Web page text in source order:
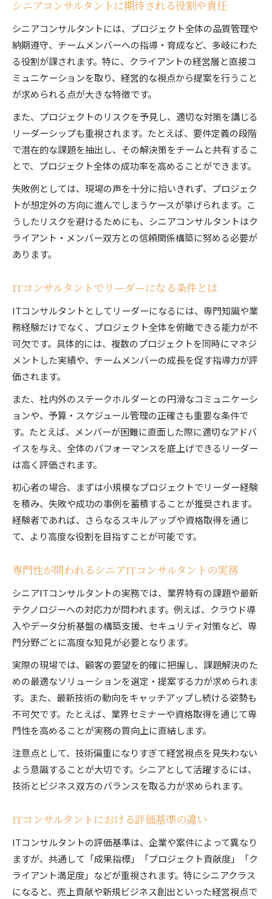
シニアコンサルタントに期待される役割や責任
シニアコンサルタントには、プロジェクト全体の品質管理や
納期遵守、チームメンバーへの指導・育成など、多岐にわた
る役割が課されます。特に、クライアントの経営層と直接コ
ミュニケーションを取り、経営的な視点から提案を行うこと
が求められる点が大きな特徴です。
また、プロジェクトのリスクを予見し、適切な対策を講じる
リーダーシップも重視されます。たとえば、要件定義の段階
で潜在的な課題を抽出し、その解決策をチームと共有するこ
とで、プロジェクト全体の成功率を高めることができます。
失敗例としては、現場の声を十分に拾いきれず、プロジェク
トが想定外の方向に進んでしまうケースが挙げられます。こ
うしたリスクを避けるためにも、シニアコンサルタントはク
ライアント・メンバー双方との信頼関係構築に努める必要が
あります。
ITコンサルタントでリーダーになる条件とは
ITコンサルタントとしてリーダーになるには、専門知識や業
務経験だけでなく、プロジェクト全体を俯瞰できる能力が不
可欠です。具体的には、複数のプロジェクトを同時にマネジ
メントした実績や、チームメンバーの成長を促す指導力が評
価されます。
また、社内外のステークホルダーとの円滑なコミュニケーシ
ョンや、予算・スケジュール管理の正確さも重要な条件で
す。たとえば、メンバーが困難に直面した際に適切なアドバ
イスを与え、全体のパフォーマンスを底上げできるリーダー
は高く評価されます。
初心者の場合、まずは小規模なプロジェクトでリーダー経験
を積み、失敗や成功の事例を蓄積することが推奨されます。
経験者であれば、さらなるスキルアップや資格取得を通じ
て、より高度な役割を目指すことが可能です。
専門性が問われるシニアITコンサルタントの実務
シニアITコンサルタントの実務では、業界特有の課題や最新
テクノロジーへの対応力が問われます。例えば、クラウド導
入やデータ分析基盤の構築支援、セキュリティ対策など、専
門分野ごとに高度な知見が必要となります。
実際の現場では、顧客の要望を的確に把握し、課題解決のた
めの最適なソリューションを選定・提案する力が求められま
す。また、最新技術の動向をキャッチアップし続ける姿勢も
不可欠です。たとえば、業界セミナーや資格取得を通じて専
門性を高めることが実務の質向上に直結します。
注意点として、技術偏重になりすぎて経営視点を見失わない
よう意識することが大切です。シニアとして活躍するには、
技術とビジネス双方のバランスを取る力が求められます。
ITコンサルタントにおける評価基準の違い
ITコンサルタントの評価基準は、企業や案件によって異なり
ますが、共通して「成果指標」「プロジェクト貢献度」「ク
ライアント満足度」などが重視されます。特にシニアクラス
になると、売上貢献や新規ビジネス創出といった経営視点で